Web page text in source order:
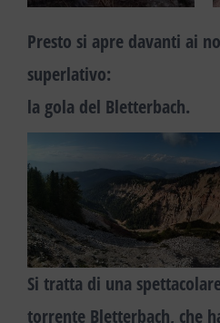
Presto si apre davanti ai
superlativo:
la gola del Bletterbach.
Si tratta di una
torrente Bletterbach, che